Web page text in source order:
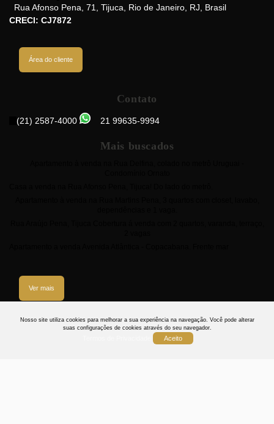
3
Nosso site utiliza cookies para melhorar a sua experiência na navegação. Você pode alterar
suas configurações de cookies através do seu navegador.
Aceito
Rua Afonso Pena 71 Tijuca Rio de Janeiro RJ
Brasil
CRECI: CJ7872
Área do cliente
Contato
(21) 2587-4000 21 99635-9994
Mais buscados
Ver mais